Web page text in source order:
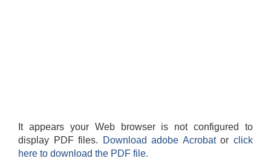
It appears your Web browser is not configured to
display PDF files.
Download adobe Acrobatorclick
here to download the PDF file.